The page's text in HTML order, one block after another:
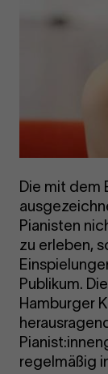
Die mit dem
Pianisten
zu erleben,
Publikum.
Hamburger
regelmäßig